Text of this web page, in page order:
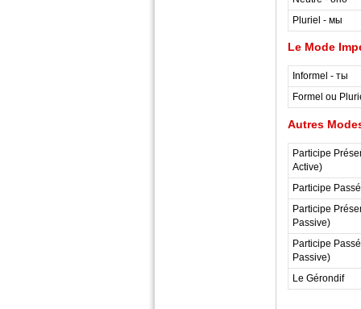
Pluriel - мы
Le Mode
Informel - ты
Formel ou
Autres
Participe
Active)
Participe
Participe
Passive)
Participe
Passive)
Le Gérondif